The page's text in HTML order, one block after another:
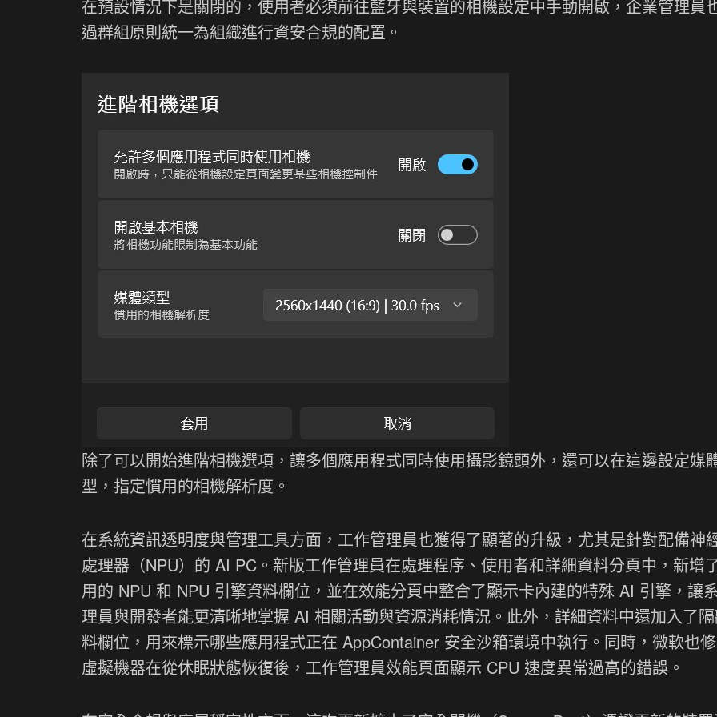
在預設情況下是關閉的，使用者必須前往藍牙與裝置的相機設定中手動開啟，企業管理員
過群組原則統一為組織進行資安合規的配置。
除了可以開始進階相機選項，讓多個應用程式同時使用攝影鏡頭外，還可以在這邊設定媒
型，指定慣用的相機解析度。
在系統資訊透明度與管理工具方面，工作管理員也獲得了顯著的升級，尤其是針對配備神
處理器（NPU）的 AI PC。新版工作管理員在處理程序、使用者和詳細資料分頁中，新增
用的 NPU 和 NPU 引擎資料欄位，並在效能分頁中整合了顯示卡內建的特殊 AI 引擎，讓
理員與開發者能更清晰地掌握 AI 相關活動與資源消耗情況。此外，詳細資料中還加入了
料欄位，用來標示哪些應用程式正在 AppContainer 安全沙箱環境中執行。同時，微軟也
虛擬機器在從休眠狀態恢復後，工作管理員效能頁面顯示 CPU 速度異常過高的錯誤。